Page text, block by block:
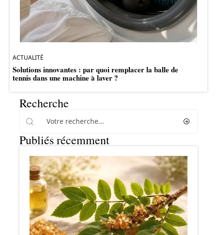
ACTUALITÉ
Solutions innovantes : par quoi remplacer la balle de
tennis dans une machine à laver ?
Recherche
Publiés récemment